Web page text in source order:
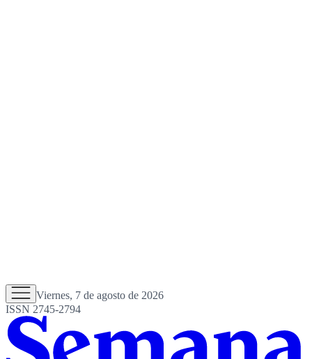
Viernes, 7 de agosto de 2026
ISSN 2745-2794